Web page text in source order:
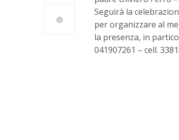
Seguirà la
per organizzare al
la presenza, in
041907261 – cell.